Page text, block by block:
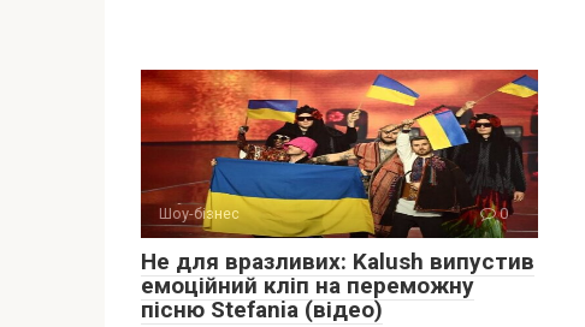
Шоу-бізнес 0
Не для вразливих: Kalush випустив
емоційний кліп на переможну
пісню Stefania (відео)